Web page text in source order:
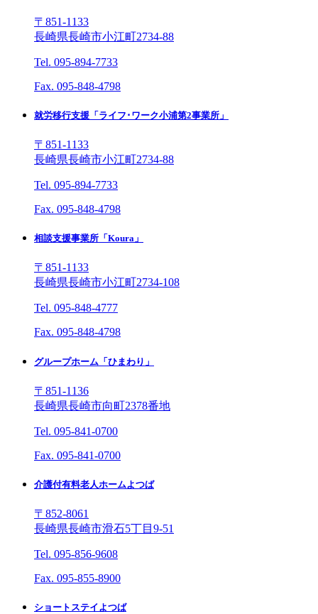
〒851-1133
長崎県長崎市小江町2734-88
Tel. 095-894-7733
Fax. 095-848-4798
就労移行支援「ライフ･ワーク小浦第2事業所」
〒851-1133
長崎県長崎市小江町2734-88
Tel. 095-894-7733
Fax. 095-848-4798
相談支援事業所「Koura」
〒851-1133
長崎県長崎市小江町2734-108
Tel. 095-848-4777
Fax. 095-848-4798
グループホーム「ひまわり」
〒851-1136
長崎県長崎市向町2378番地
Tel. 095-841-0700
Fax. 095-841-0700
介護付有料老人ホームよつば
〒852-8061
長崎県長崎市滑石5丁目9-51
Tel. 095-856-9608
Fax. 095-855-8900
ショートステイよつば